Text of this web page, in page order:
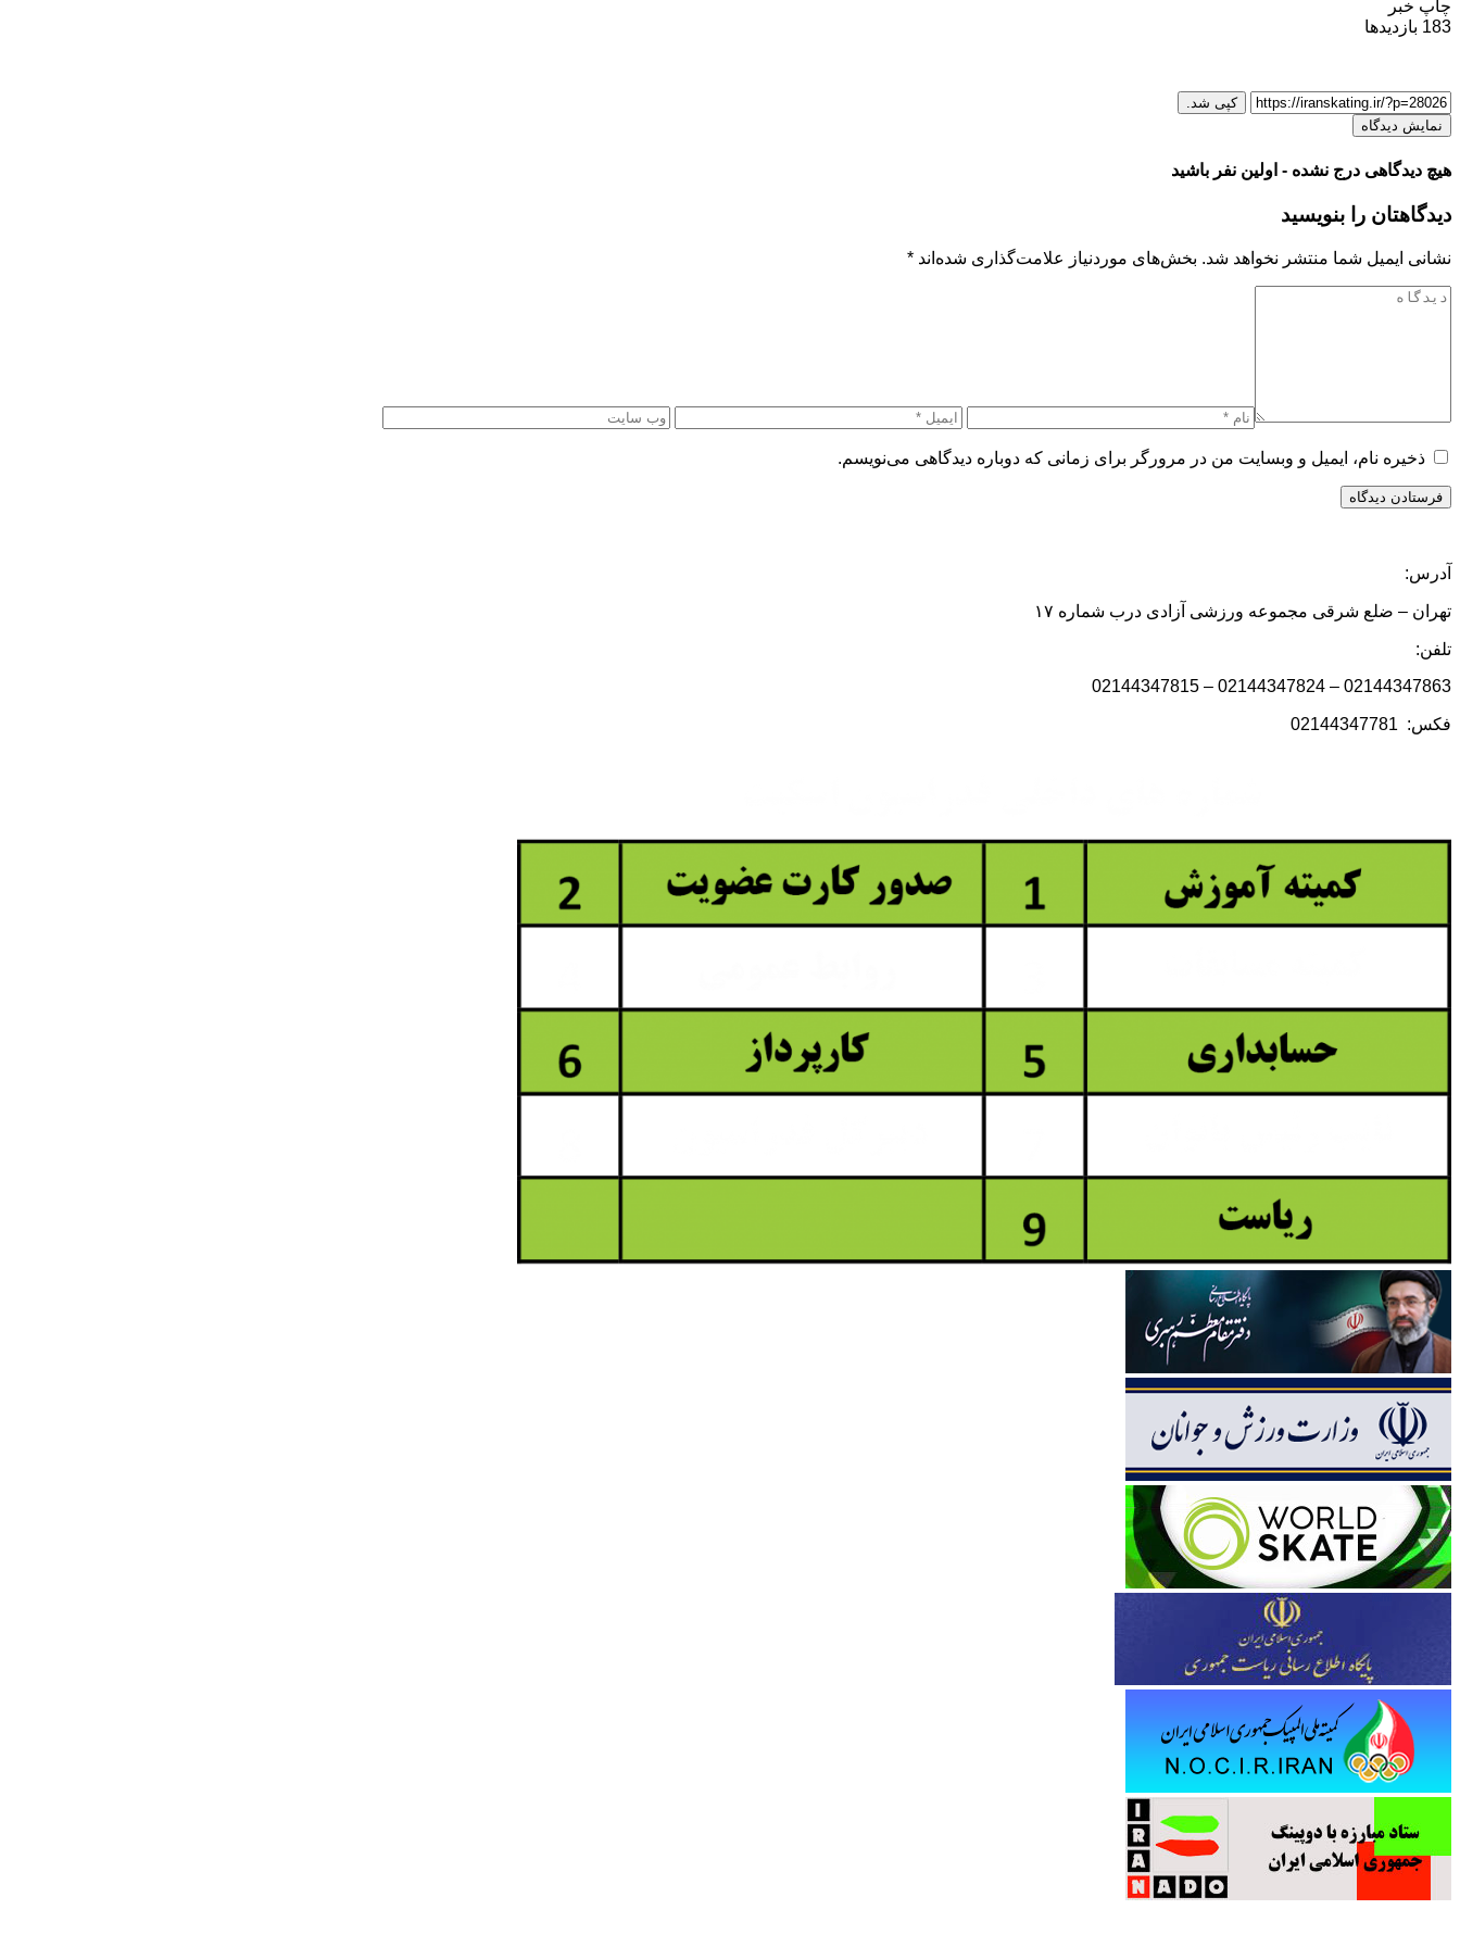
چاپ خبر
183 بازدیدها
کپی شد.
نمایش دیدگاه
هیچ دیدگاهی درج نشده - اولین نفر باشید
دیدگاهتان را بنویسید
نشانی ایمیل شما منتشر نخواهد شد. بخش‌های موردنیاز علامت‌گذاری شده‌اند *
ذخیره نام، ایمیل و وبسایت من در مرورگر برای زمانی که دوباره دیدگاهی می‌نویسم.
آدرس:
تهران – ضلع شرقی مجموعه ورزشی آزادی درب شماره ۱۷
تلفن:
02144347863 – 02144347824 – 02144347815
فکس: 02144347781